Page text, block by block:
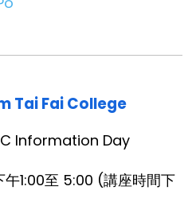
Tai Fai College
Information Day
午1:00至 5:00 (講座時間下